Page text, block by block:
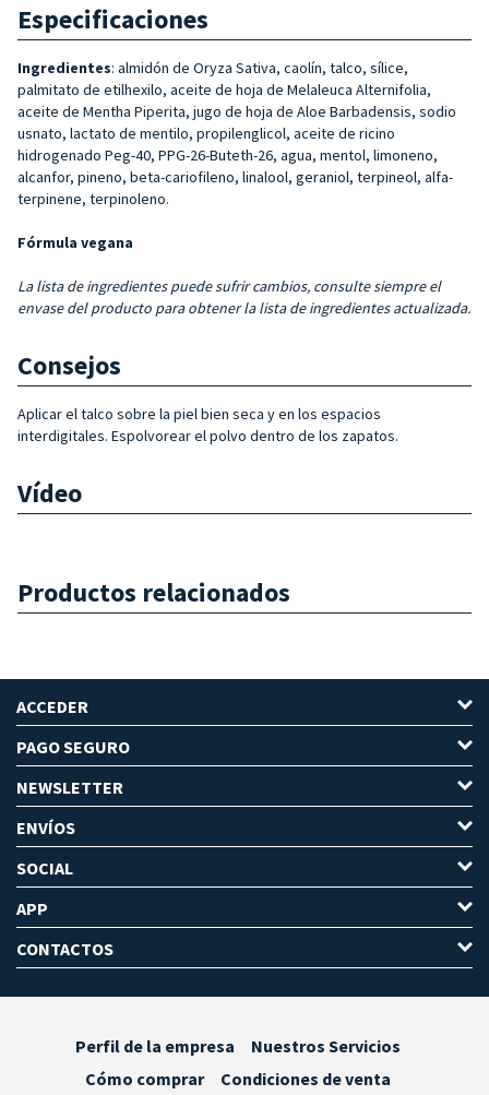
Especificaciones
Ingredientes: almidón de Oryza Sativa, caolín, talco, sílice,
palmitato de etilhexilo, aceite de hoja de Melaleuca Alternifolia,
aceite de Mentha Piperita, jugo de hoja de Aloe Barbadensis, sodio
usnato, lactato de mentilo, propilenglicol, aceite de ricino
hidrogenado Peg-40, PPG-26-Buteth-26, agua, mentol, limoneno,
alcanfor, pineno, beta-cariofileno, linalool, geraniol, terpineol, alfa-
terpinene, terpinoleno.
Fórmula vegana
La lista de ingredientes puede sufrir cambios, consulte siempre el
envase del producto para obtener la lista de ingredientes actualizada.
Consejos
Aplicar el talco sobre la piel bien seca y en los espacios
interdigitales. Espolvorear el polvo dentro de los zapatos.
Vídeo
Productos relacionados
ACCEDER
PAGO SEGURO
NEWSLETTER
ENVÍOS
SOCIAL
APP
CONTACTOS
Perfil de la empresa
Nuestros Servicios
Cómo comprar
Condiciones de venta